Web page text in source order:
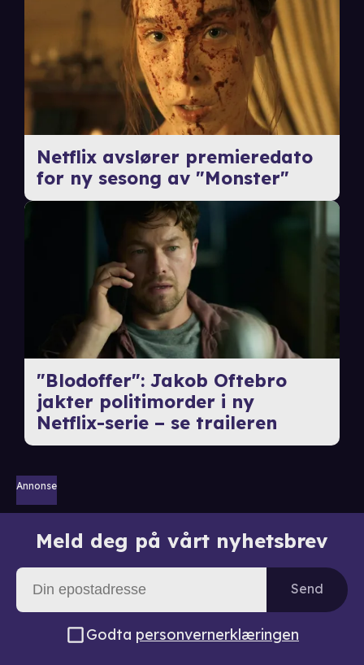
Netflix avslører premieredato
for ny sesong av "Monster"
"Blodoffer": Jakob Oftebro
jakter politimorder i ny
Netflix-serie – se traileren
Annonse
Meld deg på vårt nyhetsbrev
Send
Godta personvernerklæringen